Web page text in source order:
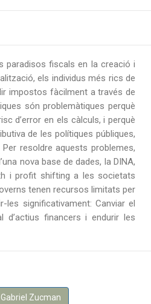
paradisos fiscals en la creació i
els individus més rics de
impostos fàcilment a través de
són problemàtiques perquè
d’error en els càlculs, i perquè
de les polítiques públiques,
resoldre aquests problemes,
nova base de dades, la DINA,
i profit shifting a les societats
tenen recursos limitats per
significativament: Canviar el
d’actius financers i endurir les
Zucman